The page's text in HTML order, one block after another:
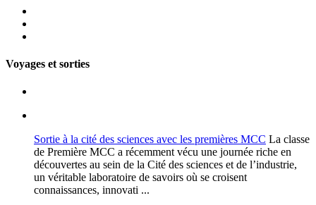
Voyages et sorties
Sortie à la cité des sciences avec les premières MCC La classe
de Première MCC a récemment vécu une journée riche en
découvertes au sein de la Cité des sciences et de l’industrie,
un véritable laboratoire de savoirs où se croisent
connaissances, innovati ...